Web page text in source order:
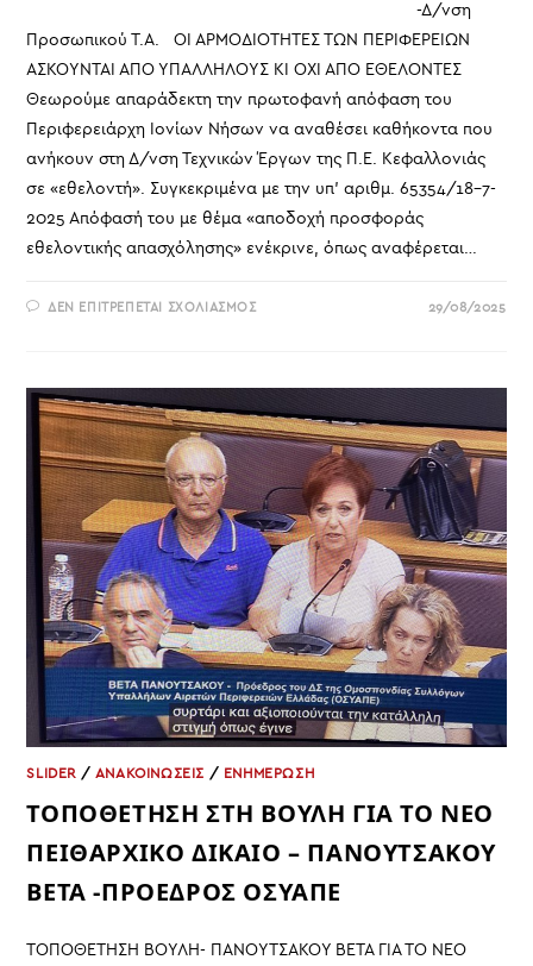
-Δ/νση
Προσωπικού Τ.Α. ΟΙ ΑΡΜΟΔΙΟΤΗΤΕΣ ΤΩΝ ΠΕΡΙΦΕΡΕΙΩΝ
ΑΣΚΟΥΝΤΑΙ ΑΠΟ ΥΠΑΛΛΗΛΟΥΣ ΚΙ ΟΧΙ ΑΠΟ ΕΘΕΛΟΝΤΕΣ
Θεωρούμε απαράδεκτη την πρωτοφανή απόφαση του
Περιφερειάρχη Ιονίων Νήσων να αναθέσει καθήκοντα που
ανήκουν στη Δ/νση Τεχνικών Έργων της Π.Ε. Κεφαλλονιάς
σε «εθελοντή». Συγκεκριμένα με την υπ’ αριθμ. 65354/18-7-
2025 Απόφασή του με θέμα «αποδοχή προσφοράς
εθελοντικής απασχόλησης» ενέκρινε, όπως αναφέρεται…
ΔΕΝ ΕΠΙΤΡΈΠΕΤΑΙ ΣΧΟΛΙΑΣΜΌΣΣΤΟ
ΑΣΚΟΥΝΤΑΙ
ΥΠΑΛΛΗΛΟΥΣ
ΚΙ
ΟΧΙ
ΑΠΟ
ΕΘΕΛΟΝΤΕΣ
29/08/2025
SLIDER / ΑΝΑΚΟΙΝΩΣΕΙΣ / ΕΝΗΜΕΡΩΣΗ
ΤΟΠΟΘΕΤΗΣΗ ΣΤΗ ΒΟΥΛΗ ΓΙΑ ΤΟ ΝΕΟ
ΠΕΙΘΑΡΧΙΚΟ ΔΙΚΑΙΟ – ΠΑΝΟΥΤΣΑΚΟΥ
ΒΕΤΑ -ΠΡΟΕΔΡΟΣ ΟΣΥΑΠΕ
ΤΟΠΟΘΕΤΗΣΗ ΒΟΥΛΗ- ΠΑΝΟΥΤΣΑΚΟΥ ΒΕΤΑ ΓΙΑ ΤΟ ΝΕΟ